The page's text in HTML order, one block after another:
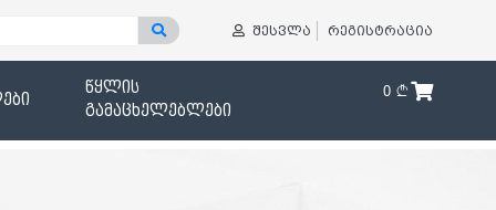
შესვლა რეგისტრაცია
წყლის
გამაცხელებლები
0